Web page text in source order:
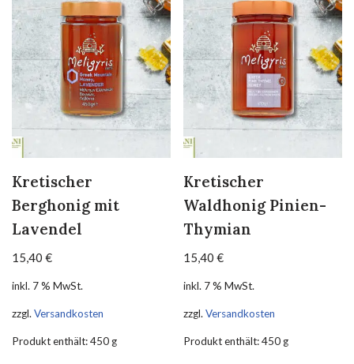
Kretischer
Berghonig mit
Lavendel
15,40 €
inkl. 7 % MwSt.
zzgl. Versandkosten
Produkt enthält: 450 g
Kretischer
Waldhonig Pinien-
Thymian
15,40€
inkl. 7 % MwSt.
zzgl.Versandkosten
Produkt enthält: 450 g